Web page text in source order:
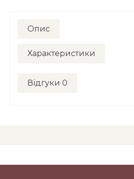
Опис
Характеристики
Відгуки 0